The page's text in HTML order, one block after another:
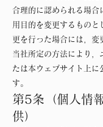
合理的に認められる場合
用目的を変更するもの
更を行った場合には，変
当社所定の方法により，
たは本ウェブサイト上に
す。
第5条（個人情
供）